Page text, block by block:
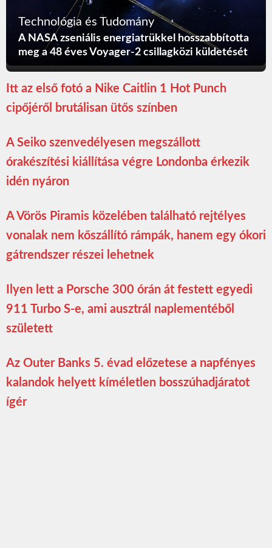
Technológia és Tudomány
A NASA zseniális energiatrükkel hosszabbította
meg a 48 éves Voyager-2 csillagközi küldetését
Itt az első fotó a Nike Caitlin 1 Hot Punch
cipőjéről brutálisan ütős színben
A Seiko szenvedélyesen megszállott
órakészítési kiállítása végre Londonba érkezik
idén nyáron
A Vörös Piramis közelében található rejtélyes
vonalak nem kőszállító rámpák, hanem egy ókori
gátrendszer részei lehetnek
Ilyen lett a Porsche 300 órán át festett egyedi
911 Turbo S-e, ami ausztrál naplementéből
született
Az Outer Banks 5. évad előzetese a napfényes
kalandok helyett kíméletlen bosszúhadjáratot
ígér